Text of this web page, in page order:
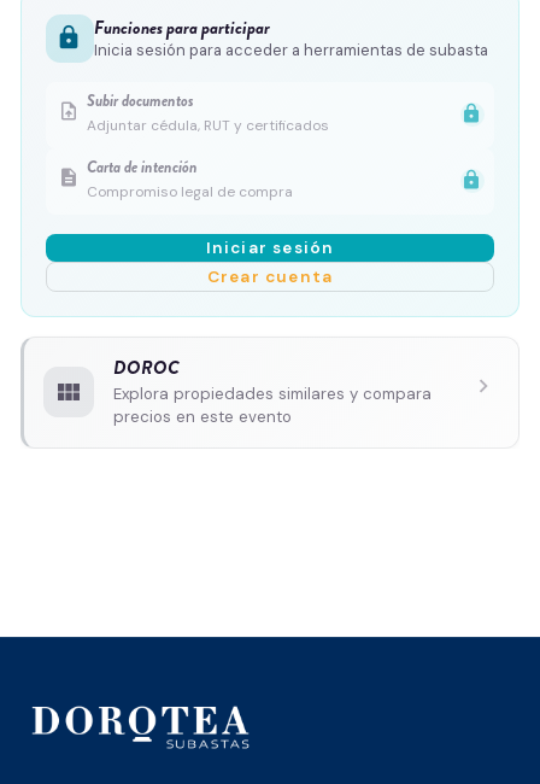
lock Funciones para participar
Inicia sesión para acceder a herramientas de subasta
upload_file Subir documentos
Adjuntar cédula, RUT y certificados
lock
description Carta de intención
Compromiso legal de compra
lock
Iniciar sesión
Crear cuenta
view_module
DOROC
Explora propiedades similares y compara
precios en este evento
chevron_right